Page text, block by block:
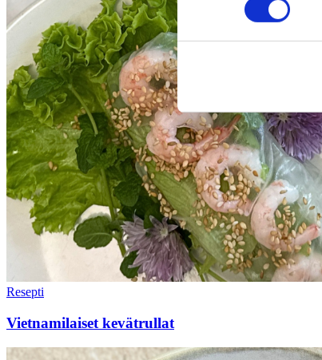
Resepti
Vietnamilaiset kevätrullat